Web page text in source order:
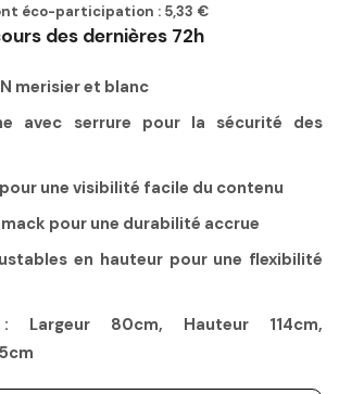
éco-participation : 5,33 €
des dernières 72h
merisier et blanc
avec serrure pour la sécurité des
une visibilité facile du contenu
pour une durabilité accrue
en hauteur pour une flexibilité
: Largeur 80cm, Hauteur 114cm,